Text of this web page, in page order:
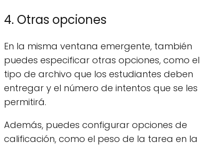
4. Otras opciones
En la misma ventana emergente, también
puedes especificar otras opciones, como el
tipo de archivo que los estudiantes deben
entregar y el número de intentos que se les
permitirá.
Además, puedes configurar opciones de
calificación, como el peso de la tarea en la